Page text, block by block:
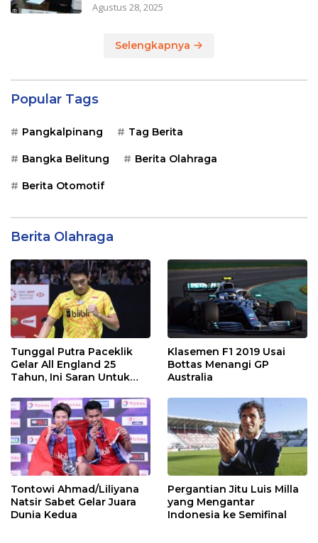
Agustus 28, 2025
Selengkapnya
Popular Tags
Pangkalpinang Tag Berita
Bangka Belitung Berita Olahraga
Berita Otomotif
Berita Olahraga
Tunggal Putra Paceklik
Gelar All England 25
Tahun, Ini Saran Untuk
Klasemen F1 2019 Usai
Bottas Menangi GP
Australia
Tontowi Ahmad/Liliyana
Natsir Sabet Gelar Juara
Dunia Kedua
Pergantian Jitu Luis Milla
yang Mengantar
Indonesia ke Semifinal